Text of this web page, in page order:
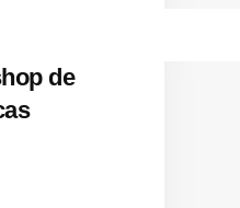
de